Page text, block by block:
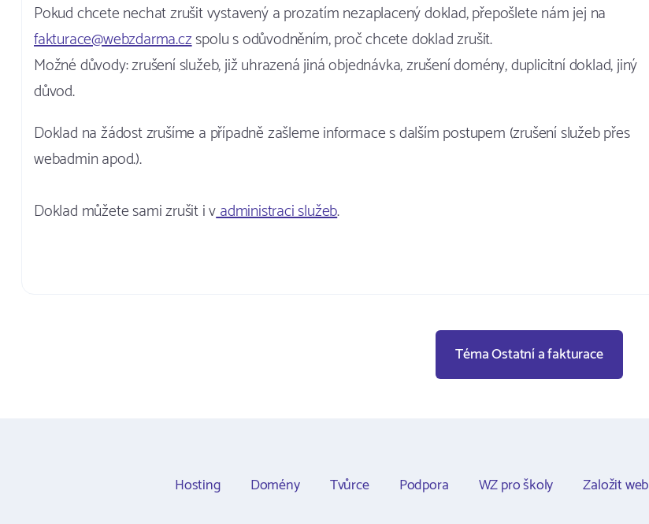
Pokud chcete nechat zrušit vystavený a prozatím nezaplacený doklad, přepošlete nám jej na
fakturace@webzdarma.czspolu s odůvodněním, proč chcete doklad zrušit.
Možné důvody: zrušení služeb, již uhrazená jiná objednávka, zrušení domény, duplicitní doklad, jiný
důvod.
Doklad na žádost zrušíme a případně zašleme informace s dalším postupem (zrušení služeb přes
webadmin apod.).
Doklad můžete sami zrušit i vadministraci služeb.
Téma Ostatní a fakturace
Hosting Domény Tvůrce Podpora WZ pro školy Založit web